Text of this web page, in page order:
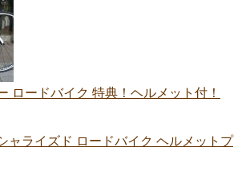
ロードバイク 特典！ヘルメット付！
ャライズド ロードバイク ヘルメットプ